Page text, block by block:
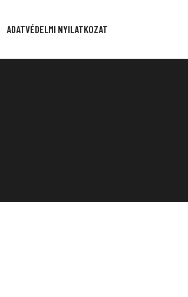
ADATVÉDELMI NYILATKOZAT